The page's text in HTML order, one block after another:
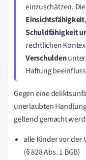
einzuschätzen.
Einsichtsfähigkeit
Schuldfähigkeit
rechtlichen
Verschulden
Haftung
Gegen eine
unerlaubten
geltend gemacht
alle Kinder vor der
(§ 828 Abs. 1 BGB)